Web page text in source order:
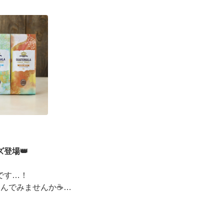
デジタルギフト2,000円分を贈ると、自分も500円
るキャンペーンがス ···
登場👑
す…！
でみませんか☕